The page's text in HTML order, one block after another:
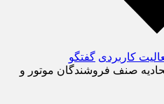
کاربردی گفتگو
صنف فروشندگان موتور و